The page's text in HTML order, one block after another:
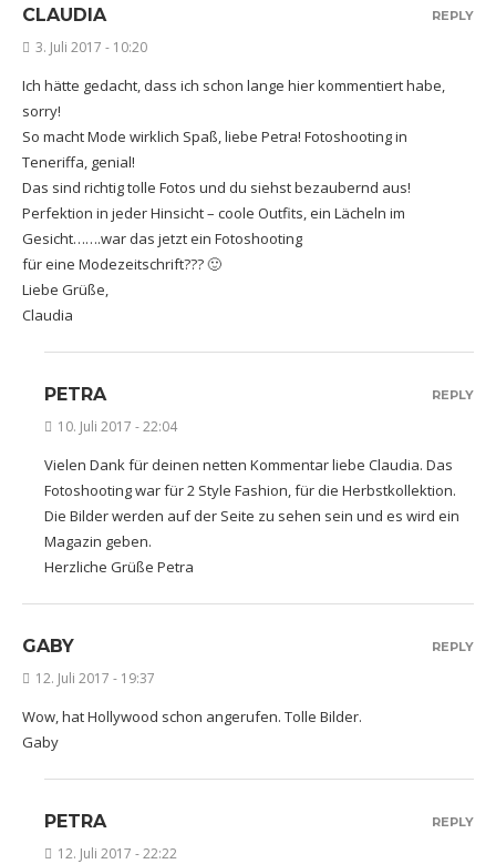
CLAUDIA
3. Juli 2017 - 10:20
Ich hätte gedacht, dass ich schon lange hier kommentiert habe,
sorry!
So macht Mode wirklich Spaß, liebe Petra! Fotoshooting in
Teneriffa, genial!
Das sind richtig tolle Fotos und du siehst bezaubernd aus!
Perfektion in jeder Hinsicht – coole Outfits, ein Lächeln im
Gesicht…….war das jetzt ein Fotoshooting
für eine Modezeitschrift??? 🙂
Liebe Grüße,
Claudia
REPLY
PETRA
10. Juli 2017 - 22:04
Vielen Dank für deinen netten Kommentar liebe Claudia. Das
Fotoshooting war für 2 Style Fashion, für die Herbstkollektion.
Die Bilder werden auf der Seite zu sehen sein und es wird ein
Magazin geben.
Herzliche Grüße Petra
REPLY
GABY
12. Juli 2017 - 19:37
Wow, hat Hollywood schon angerufen. Tolle Bilder.
Gaby
REPLY
PETRA
12. Juli 2017 - 22:22
REPLY